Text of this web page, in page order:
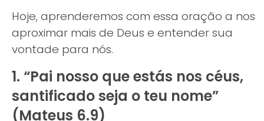
Hoje, aprenderemos com essa oração a nos
aproximar mais de Deus e entender sua
vontade para nós.
1. “Pai nosso que estás nos céus,
santificado seja o teu nome”
(Mateus 6.9)